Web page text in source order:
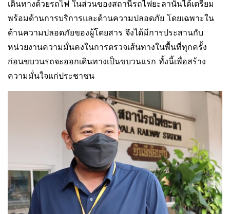
เดินทางด้วยรถไฟ ในส่วนของสถานีรถไฟยะลานั้นได้เตรียม
พร้อมด้านการบริการและด้านความปลอดภัย โดยเฉพาะใน
ด้านความปลอดภัยของผู้โดยสาร จึงได้มีการประสานกับ
หน่วยงานความมั่นคงในการตรวจเส้นทางในพื้นที่ทุกครั้ง
ก่อนขบวนรถจะออกเดินทางเป็นขบวนแรก ทั้งนี้เพื่อสร้าง
ความมั่นใจแก่ประชาชน